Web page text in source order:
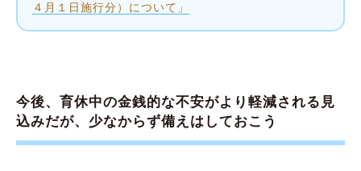
４月１日施行分）について」
今後、育休中の金銭的な不安がより軽減される見
込みだが、少なからず備えはしておこう